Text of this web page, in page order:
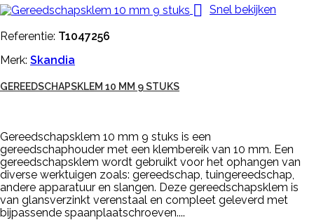
 Snel bekijken
Referentie: T1047256
Merk: Skandia
GEREEDSCHAPSKLEM 10 MM 9 STUKS
Gereedschapsklem 10 mm 9 stuks is een
gereedschaphouder met een klembereik van 10 mm. Een
gereedschapsklem wordt gebruikt voor het ophangen van
diverse werktuigen zoals: gereedschap, tuingereedschap,
andere apparatuur en slangen. Deze gereedschapsklem is
van glansverzinkt verenstaal en compleet geleverd met
bijpassende spaanplaatschroeven....